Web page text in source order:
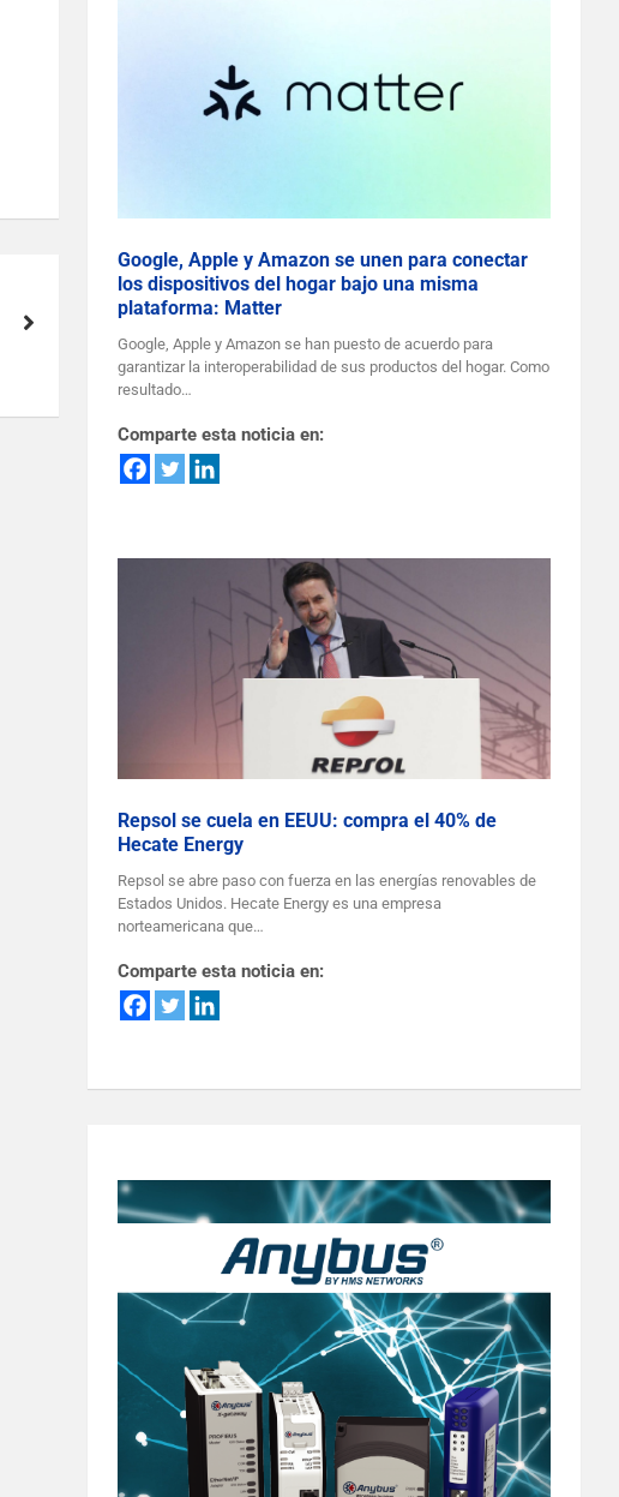
Google, Apple y Amazon se unen para conectar
los dispositivos del hogar bajo una misma
plataforma: Matter
Google, Apple y Amazon se han puesto de acuerdo para
garantizar la interoperabilidad de sus productos del hogar. Como
resultado…
Comparte esta noticia en:
Repsol se cuela en EEUU: compra el 40% de
Hecate Energy
Repsol se abre paso con fuerza en las energías renovables de
Estados Unidos. Hecate Energy es una empresa
norteamericana que…
Comparte esta noticia en: